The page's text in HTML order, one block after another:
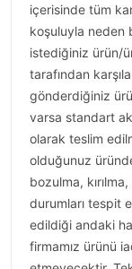
içerisinde tüm
koşuluyla neden
istediğiniz ürün/
tarafından
gönderdiğiniz
varsa standart
olarak teslim
olduğunuz
bozulma,
durumları tespit
edildiği andaki
firmamız ürünü